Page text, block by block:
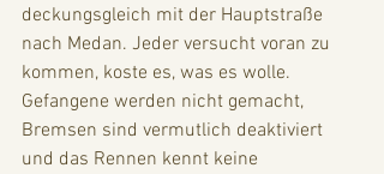
deckungsgleich mit der Hauptstraße
nach Medan. Jeder versucht voran zu
kommen, koste es, was es wolle.
Gefangene werden nicht gemacht,
Bremsen sind vermutlich deaktiviert
und das Rennen kennt keine